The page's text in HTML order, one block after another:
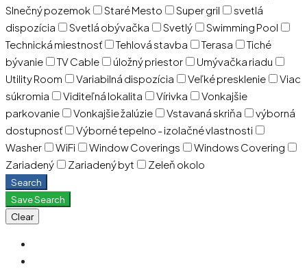
Slnečný pozemok
Staré Mesto Super gril
svetlá
dispozícia
Svetlá obývačka Svetlý
Swimming Pool
Technická miestnosť
Tehlová stavba Terasa
Tiché
bývanie
TV Cable úložný priestor
Umývačka riadu
Utility Room
Variabilná dispozícia Veľké presklenie
Viac
súkromia
Viditeľná lokalita Vírivka
Vonkajšie
parkovanie
Vonkajšie žalúzie Vstavaná skriňa
výborná
dostupnosť
Výborné tepelno - izolačné vlastnosti
Washer
WiFi Window Coverings
Windows Covering
Zariadený
Zariadený byt Zeleň okolo
Search
Save Search
Clear